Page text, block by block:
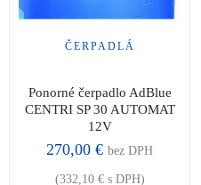
ČERPADLÁ
Ponorné čerpadlo AdBlue
CENTRI SP 30 AUTOMAT
12V
270,00 € bez DPH
(332,10 €s DPH)